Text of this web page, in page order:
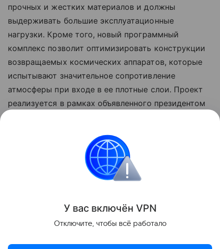
прочных и жестких материалов и должны
выдерживать большие эксплуатационные
нагрузки. Кроме того, новый программный
комплекс позволит оптимизировать конструкции
возвращаемых космических аппаратов, которые
испытывают значительное сопротивление
атмосферы при входе в ее плотные слои. Проект
реализуется в рамках объявленного президентом
Поделиться
У вас включён VPN
Отключите, чтобы всё работало